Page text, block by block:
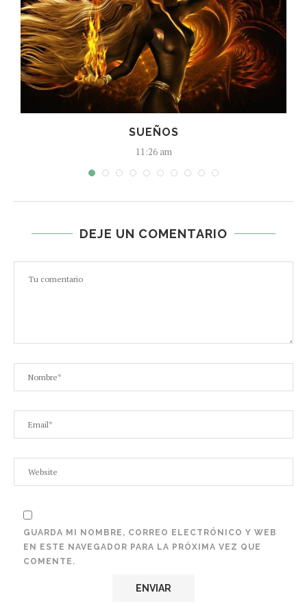
SUEÑOS
11:26 am
DEJE UN COMENTARIO
GUARDA MI NOMBRE, CORREO ELECTRÓNICO Y WEB
EN ESTE NAVEGADOR PARA LA PRÓXIMA VEZ QUE
COMENTE.